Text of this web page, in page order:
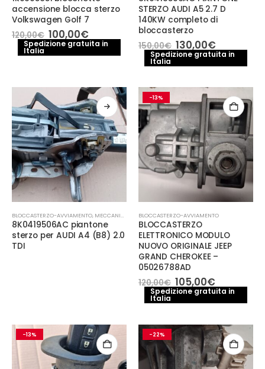
accensione blocca sterzo
Volkswagen Golf 7
120,00€ Il
prezzo
originale
100,00€Il
prezzo
attuale
Spedizione gratuita in
Italia
STERZO AUDI A5 2.7 D
140KW completo di
bloccasterzo
150,00€ Il
prezzo
originale
130,00€Il
prezzo
attuale
Spedizione gratuita in
Italia
BLOCCASTERZO-AVVIAMENTO, MECCANICA E PERFORMANCE
8K0419506AC piantone
sterzo per AUDI A4 (B8) 2.0
TDI
-13%
BLOCCASTERZO-AVVIAMENTO
BLOCCASTERZO
ELETTRONICO MODULO
NUOVO ORIGINALE JEEP
GRAND CHEROKEE –
05026788AD
120,00€ Il
prezzo
originale
105,00€Il
prezzo
attuale
Spedizione gratuita in
Italia
-13% -22%